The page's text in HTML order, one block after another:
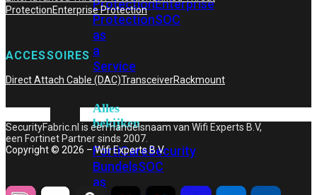
ProtectionEnterprise
ProtectionSOC
as
a
Service
Alles
bekijken
FortiCareSecurity
BundelsSOC
as
ProtectionEnterprise Protection
ACCESSOIRES
Direct Attach Cable (DAC)TransceiverRackmount
SecurityFabric.nl is een handelsnaam van Wifi Experts B.V,
een Fortinet Partner sinds 2007.
Copyright © 2026 – Wifi Experts B.V.